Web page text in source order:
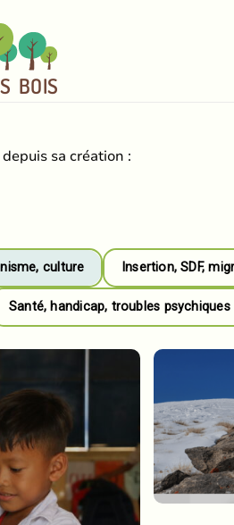
S BOIS
sa création :
culture Insertion, SDF,
Santé, handicap, troubles psychiques